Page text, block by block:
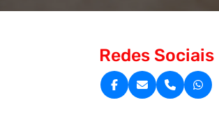
Redes Sociais